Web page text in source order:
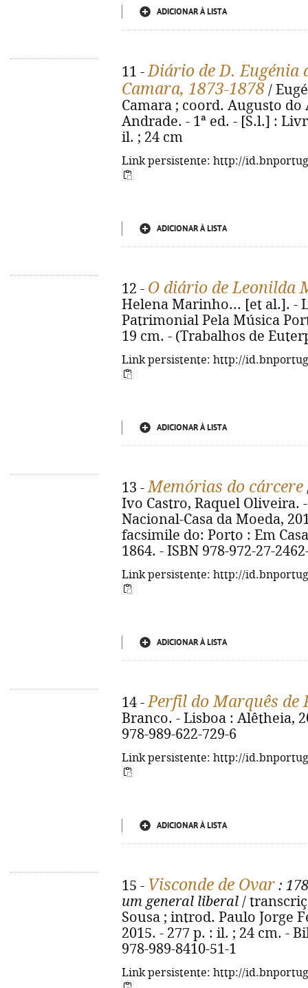
ADICIONAR À LISTA
11 -Diário de D. Eugénia
Camara, 1873-1878 /
Camara ; coord. Augusto
Andrade. - 1ª ed. - [S.l.] :
il. ; 24 cm
Link persistente: http://
ADICIONAR À LISTA
12 - O diário de Leonilda
Helena Marinho... [et al.]. -
Patrimonial Pela Música
19 cm. - (Trabalhos de
Link persistente: http://
ADICIONAR À LISTA
13 -Memórias do cárcere
Ivo Castro, Raquel Oliveira.
Nacional-Casa da Moeda,
facsimile do: Porto : Em
1864. - ISBN 978-972-27-
Link persistente: http://
ADICIONAR À LISTA
14 -Perfil do Marquês de
Branco. - Lisboa : Alêtheia,
978-989-622-729-6
Link persistente: http://
ADICIONAR À LISTA
15 - Visconde de Ovar :
um general liberal /
Sousa ; introd. Paulo Jorge
2015. - 277 p. : il. ; 24 cm. -
978-989-8410-51-1
Link persistente: http://